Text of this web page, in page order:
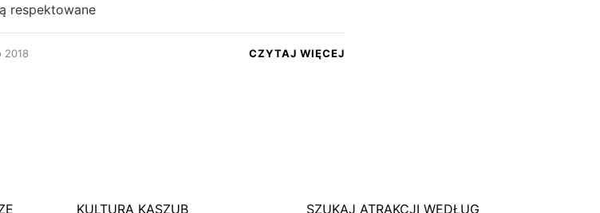
respektowane
2018 CZYTAJ WIĘCEJ
KULTURA KASZUB
SZUKAJ ATRAKCJI WEDŁUG